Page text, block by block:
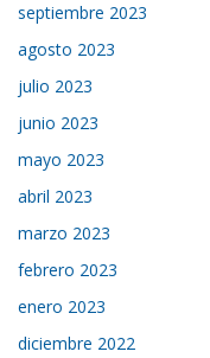
septiembre 2023
agosto 2023
julio 2023
junio 2023
mayo 2023
abril 2023
marzo 2023
febrero 2023
enero 2023
diciembre 2022